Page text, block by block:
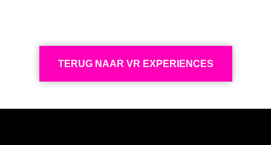
TERUG NAAR VR EXPERIENCES